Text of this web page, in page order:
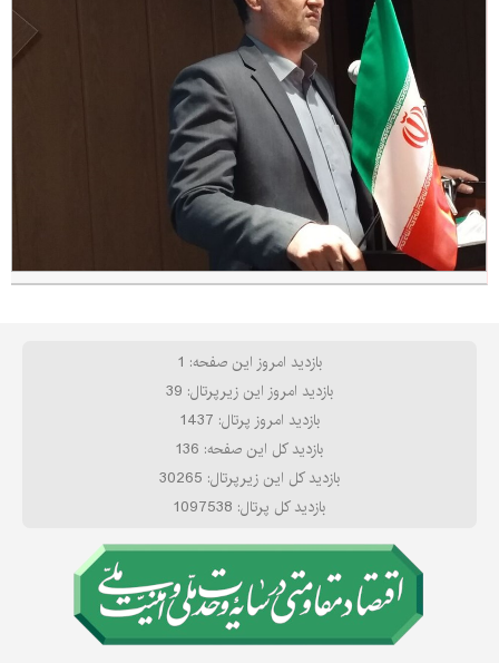
بازدید امروز این صفحه: 1
بازدید امروز این زیرپرتال: 39
بازدید امروز پرتال: 1437
بازدید کل این صفحه: 136
بازدید کل این زیرپرتال: 30265
بازدید کل پرتال: 1097538